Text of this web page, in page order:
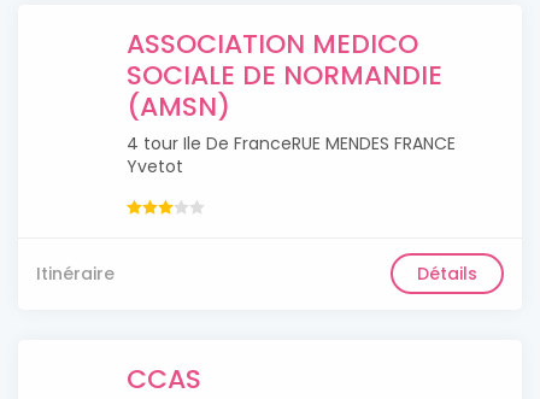
ASSOCIATION MEDICO
SOCIALE DE NORMANDIE
(AMSN)
4 tour Ile De FranceRUE MENDES FRANCE
Yvetot
Itinéraire Détails
CCAS